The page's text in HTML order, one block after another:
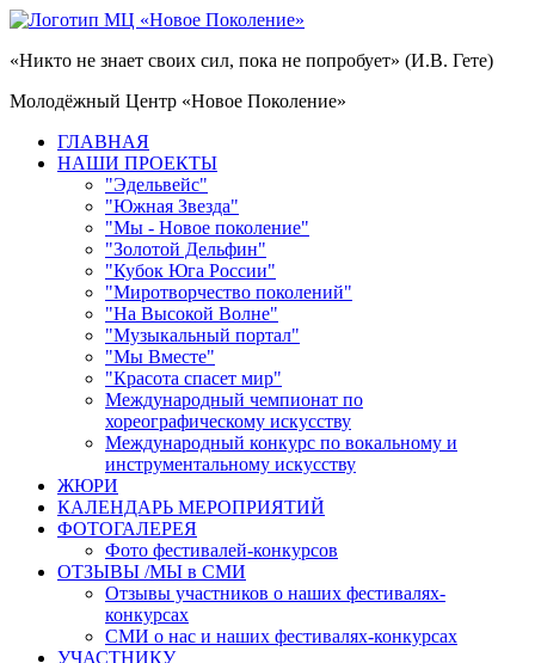
«Никто не знает своих сил, пока не попробует» (И.В. Гете)
Молодёжный Центр «Новое Поколение»
ГЛАВНАЯ
НАШИ ПРОЕКТЫ
"Эдельвейс"
"Южная Звезда"
"Мы - Новое поколение"
"Золотой Дельфин"
"Кубок Юга России"
"Миротворчество поколений"
"На Высокой Волне"
"Музыкальный портал"
"Мы Вместе"
"Красота спасет мир"
Международный чемпионат по
хореографическому искусству
Международный конкурс по вокальному и
инструментальному искусству
ЖЮРИ
КАЛЕНДАРЬ МЕРОПРИЯТИЙ
ФОТОГАЛЕРЕЯ
Фото фестивалей-конкурсов
ОТЗЫВЫ /МЫ в СМИ
Отзывы участников о наших фестивалях-
конкурсах
СМИ о нас и наших фестивалях-конкурсах
УЧАСТНИКУ